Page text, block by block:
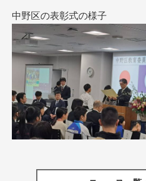
中野区の表彰式の様子